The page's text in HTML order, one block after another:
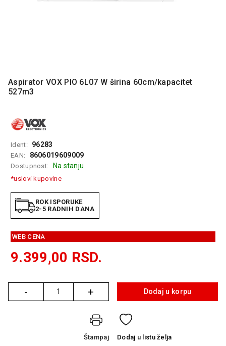
RAČUNARSKE
KOMPONENTE
PERIFERIJE
EELEKTRO
ZAŠTITA
SISTEMI
MREŽNA
SKENERI I
I KAMERE
Aspirator VOX PIO 6L07 W širina 60cm/kapacitet
527m3
Ident: 96283
EAN: 8606019609009
Dostupnost: Na stanju
*uslovi kupovine
ROK ISPORUKE
2-5 RADNIH DANA
WEB CENA
9.399,00 RSD.
-
Količina + Dodaj u korpu
Štampaj Dodaj u listu želja